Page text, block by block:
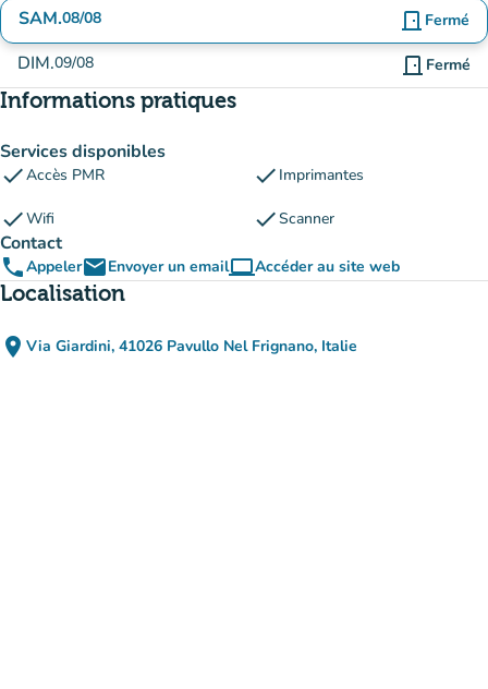
SAM.08/08 door_front Fermé
DIM.09/08 door_front Fermé
Informations pratiques
Services disponibles
checkAccès PMR check Imprimantes
checkWifi checkScanner
Contact
phoneAppeleremailEnvoyer un emailcomputerAccéder au site web
(nouvel onglet)
Localisation
place Via Giardini, 41026 Pavullo Nel Frignano, Italie
(ouvrir dans Google Maps)
(nouvel onglet)